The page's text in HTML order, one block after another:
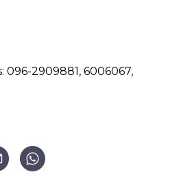
096-2909881, 6006067,